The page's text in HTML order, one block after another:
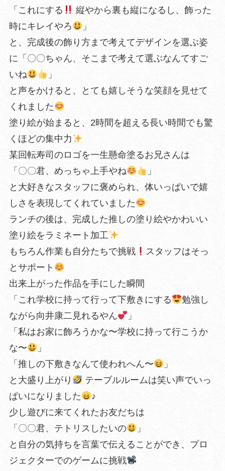
「これにする
縦やから裏も縦になるし、飾った
時にキレイやろ
」
と、完成後の飾り方まで考えてデザインを選ぶ姿
に「〇〇ちゃん、そこまで考えて選ぶなんてすご
いね
」
と声をかけると、とても嬉しそうな笑顔を見せて
くれました
塗り絵が始まると、2時間を超える長い時間でも驚
くほどの集中力
某回転寿司のロゴを一生懸命塗るお兄さんは
「〇〇君、めっちゃ上手やね
」
と大好きなスタッフに褒められ、体いっぱいで嬉
しさを表現してくれていました
ランチの後は、完成した推しの塗り絵やかわいい
塗り絵をラミネート加工
もちろん作業も自分たちで挑戦
スタッフはそっ
とサポート
出来上がった作品を手にした瞬間
「これ学校に持って行って下敷きにする
勉強し
ながら向井康二見れるやん
」
「私はお家に飾ろうかな〜学校に持って行こうか
な〜
」
「推しの下敷きなんて使われへん〜
」
と大盛り上がり
テーブルルームは笑い声でいっ
ぱいになりました
♪
少し遊びに来てくれたお友だちは
「〇〇君、テトリスしたいの
」
と自分の気持ちを言葉で伝えることができ、プロ
ジェクターでのゲームに挑戦